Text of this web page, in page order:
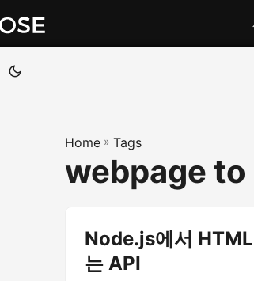
Home » Tags
webpage
Node.js에서
는 API